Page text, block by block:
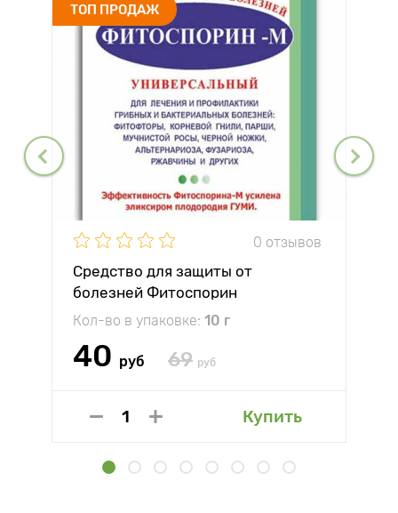
ТОП ПРОДАЖ
0 отзывов
Средство для защиты от
болезней Фитоспорин
Кол-во в упаковке: 10 г
40 руб 69 руб
Купить